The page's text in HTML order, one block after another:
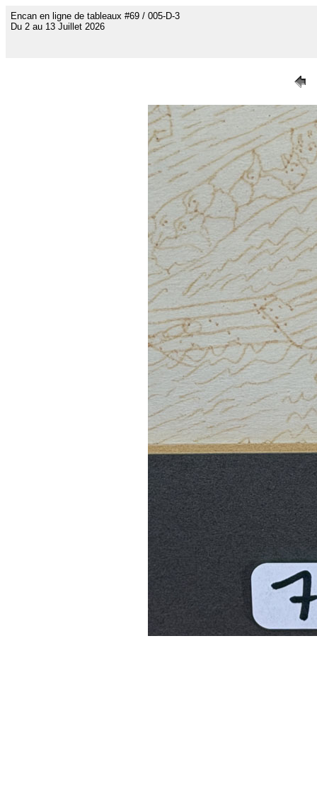
Encan en ligne de tableaux #69 / 005-D-3
Du 2 au 13 Juillet 2026